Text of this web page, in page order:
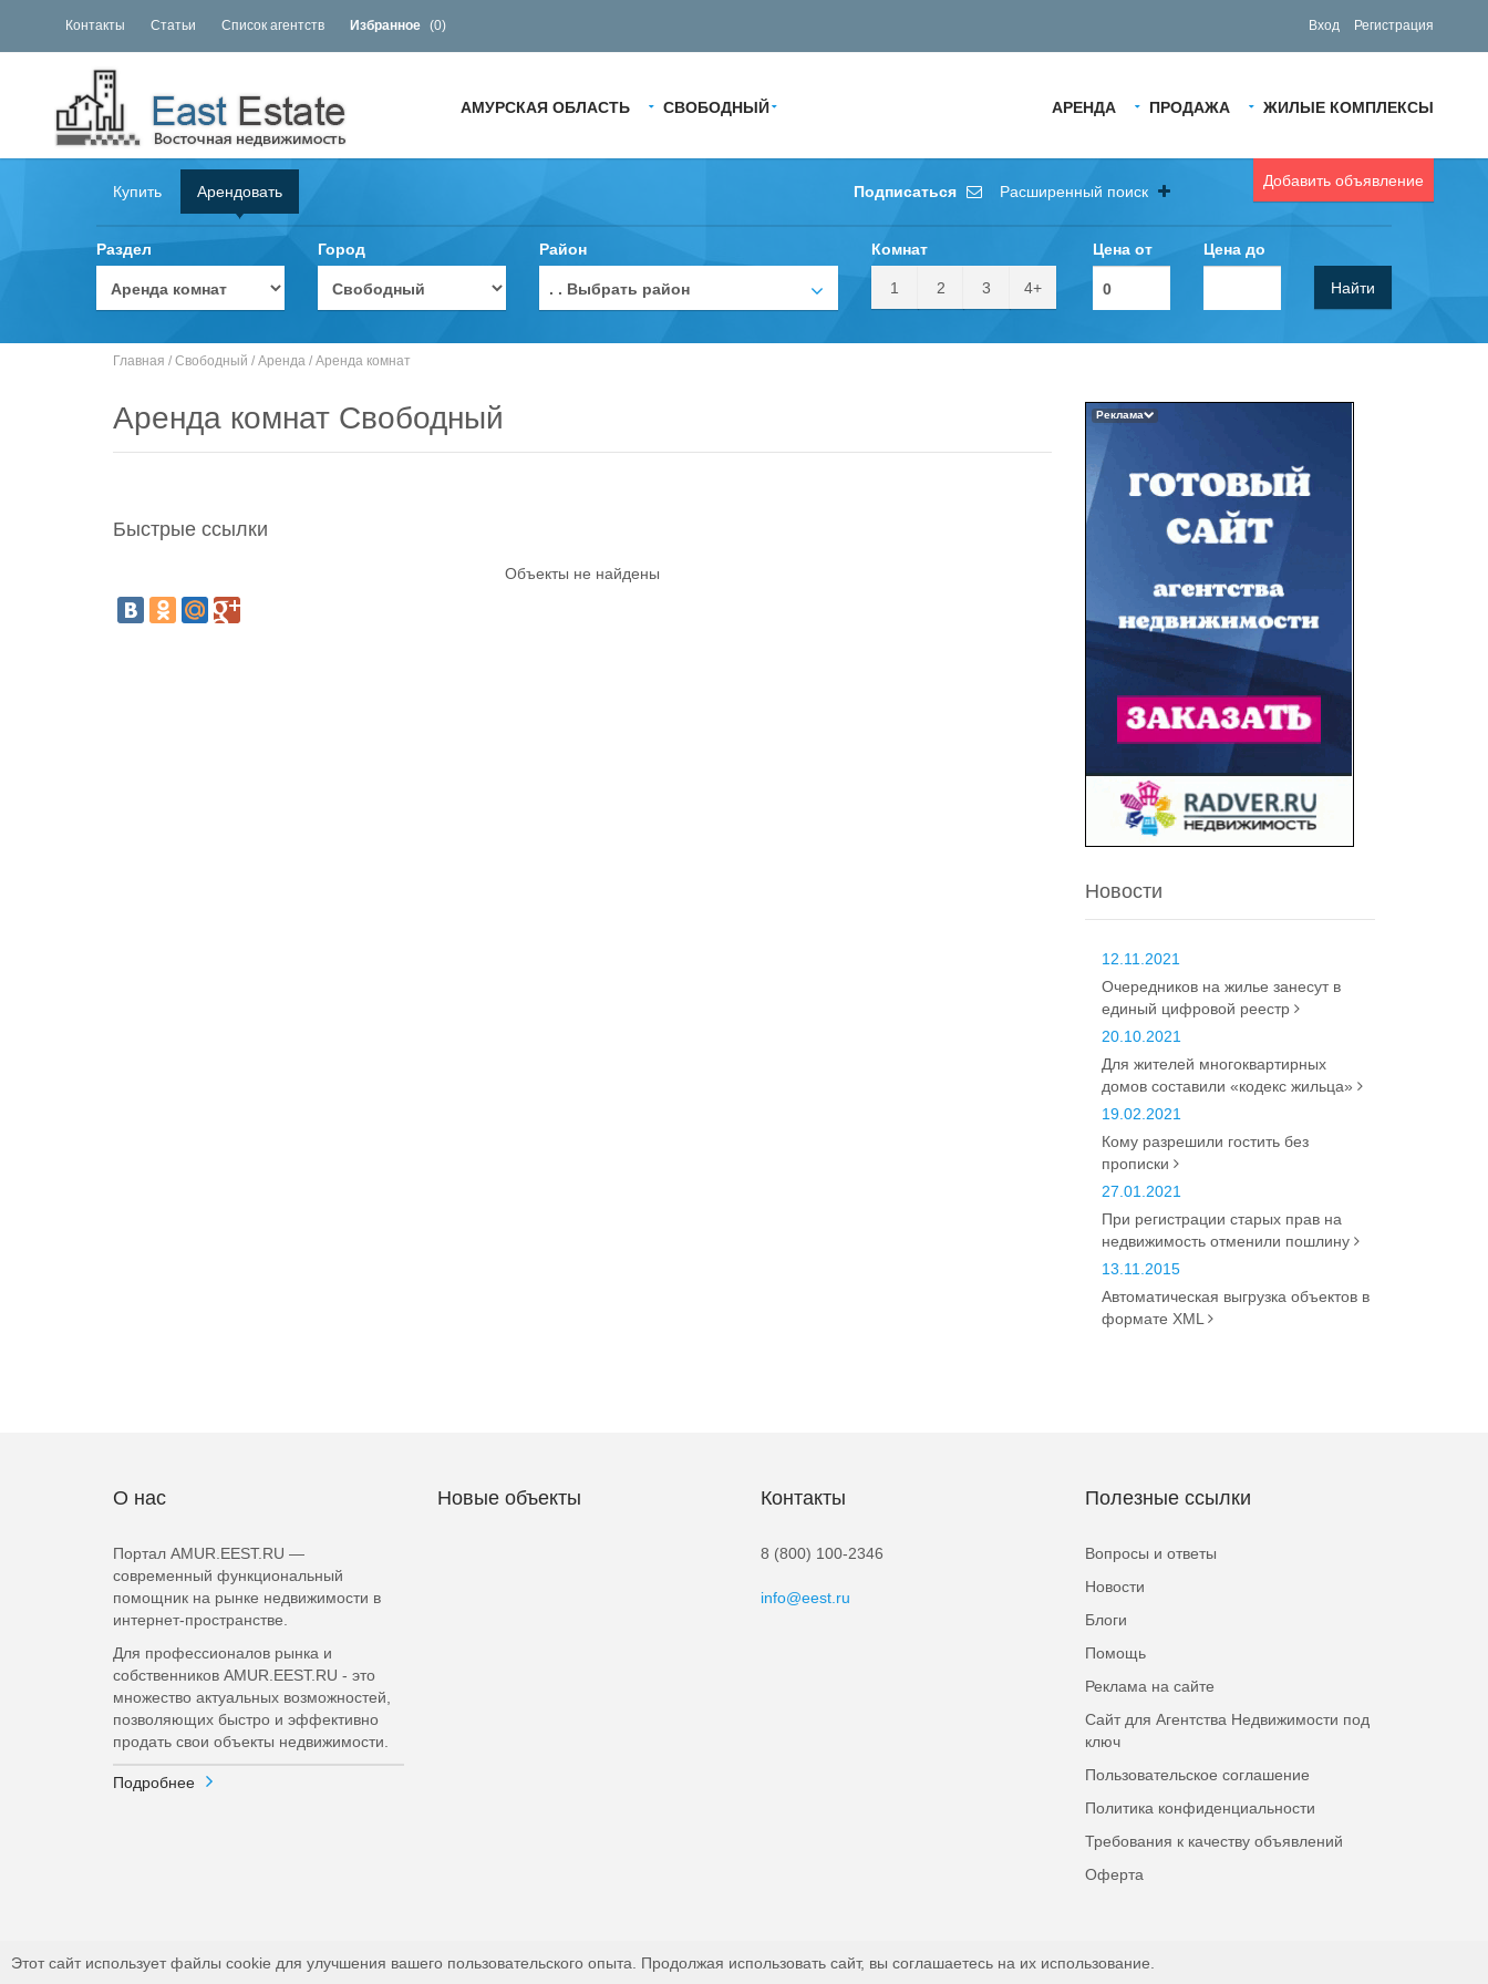
Контакты Статьи Список агентств Избранное (0) Вход Регистрация
АРЕНДА ПРОДАЖА ЖИЛЫЕ КОМПЛЕКСЫ
АМУРСКАЯ ОБЛАСТЬ СВОБОДНЫЙ
Добавить объявление
Купить Арендовать Подписаться Расширенный поиск
Раздел Город Район
. . Выбрать район
Комнат
1 2 3 4+
Цена от Цена до
Найти
Главная / Свободный / Аренда / Аренда комнат
Аренда комнат Свободный
Быстрые ссылки
Объекты не найдены
Реклама
Новости
12.11.2021
Очередников на жилье занесут в
единый цифровой реестр
20.10.2021
Для жителей многоквартирных
домов составили «кодекс жильца»
19.02.2021
Кому разрешили гостить без
прописки
27.01.2021
При регистрации старых прав на
недвижимость отменили пошлину
13.11.2015
Автоматическая выгрузка объектов в
формате XML
О нас
Портал AMUR.EEST.RU —
современный функциональный
помощник на рынке недвижимости в
интернет-пространстве.
Для профессионалов рынка и
собственников AMUR.EEST.RU - это
множество актуальных возможностей,
позволяющих быстро и эффективно
продать свои объекты недвижимости.
Подробнее
Новые объекты Контакты
8 (800) 100-2346
info@eest.ru
Полезные ссылки
Вопросы и ответы
Новости
Блоги
Помощь
Реклама на сайте
Сайт для Агентства Недвижимости под
ключ
Пользовательское соглашение
Политика конфиденциальности
Требования к качеству объявлений
Оферта
Этот сайт использует файлы cookie для улучшения вашего пользовательского опыта. Продолжая использовать сайт, вы соглашаетесь на их использование.